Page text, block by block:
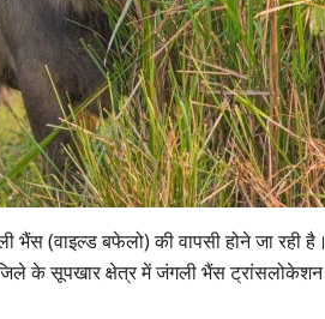
(वाइल्ड बफेलो) की वापसी होने जा रही है।
के सूपखार क्षेत्र में जंगली भैंस ट्रांसलोकेशन